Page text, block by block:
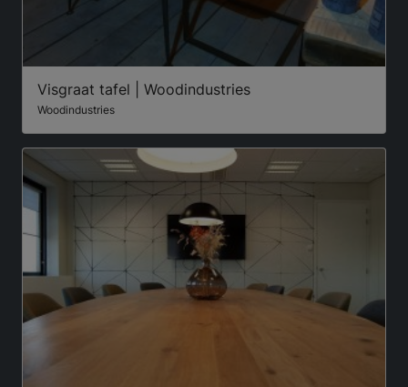
Visgraat tafel | Woodindustries
Woodindustries